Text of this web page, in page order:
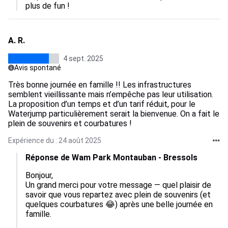
plus de fun !
A. R.
4 sept. 2025
Avis spontané
Très bonne journée en famille !! Les infrastructures
semblent vieillissante mais n’empêche pas leur utilisation.
La proposition d’un temps et d’un tarif réduit, pour le
Waterjump particulièrement serait la bienvenue. On a fait le
plein de souvenirs et courbatures !
Expérience du : 24 août 2025
Réponse de Wam Park Montauban - Bressols
Bonjour,
Un grand merci pour votre message — quel plaisir de
savoir que vous repartez avec plein de souvenirs (et
quelques courbatures 😂) après une belle journée en
famille.